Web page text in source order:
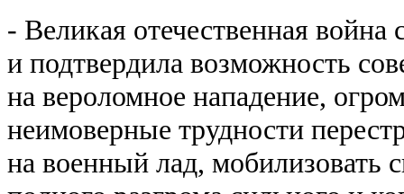
- Великая отечественная
и подтвердила возможность
на вероломное нападение,
неимоверные трудности
на военный лад, мобилизовать